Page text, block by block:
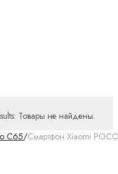
Товары не найдены.
C65/Смартфон Xiaomi